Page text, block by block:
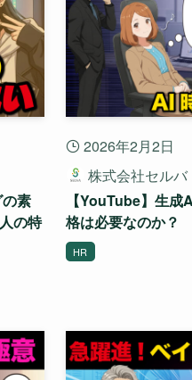
素
の特
2026年2月2日
株式会社セルバ
【YouTube】生
格は必要なのか？
HR